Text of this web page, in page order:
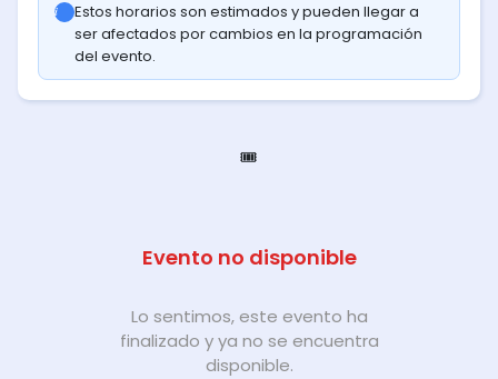
Estos horarios son estimados y pueden llegar a
ser afectados por cambios en la programación
del evento.
🎟️
Evento no disponible
Lo sentimos, este evento ha
finalizado y ya no se encuentra
disponible.